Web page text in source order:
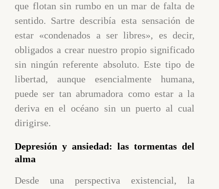
que flotan sin rumbo en un mar de falta de
sentido. Sartre describía esta sensación de
estar «condenados a ser libres», es decir,
obligados a crear nuestro propio significado
sin ningún referente absoluto. Este tipo de
libertad, aunque esencialmente humana,
puede ser tan abrumadora como estar a la
deriva en el océano sin un puerto al cual
dirigirse.
Depresión y ansiedad: las tormentas del
alma
Desde una perspectiva existencial, la